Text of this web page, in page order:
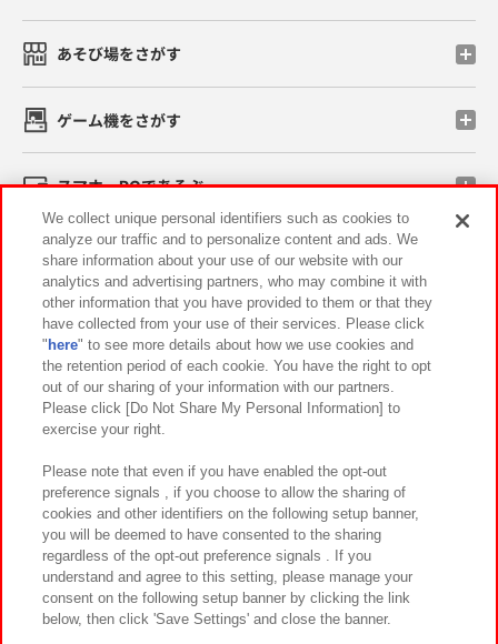
あそび場をさがす
ゲーム機をさがす
スマホ・PCであそぶ
イベント・キャンペーン
関連会社 サステナビリティ サイトポリシー
プライバシーポリシー ウェブアクセシビリティ方針と検証結果
お取引先さまとともに
カスタマーハラスメント対応方針 よくあるご質問・お問い合わせ
©Bandai Namco Amusement Inc.
We collect unique personal identifiers such as cookies to
analyze our traffic and to personalize content and ads. We
share information about your use of our website with our
analytics and advertising partners, who may combine it with
other information that you have provided to them or that they
have collected from your use of their services. Please click
" here" to see more details about how we use cookies and
the retention period of each cookie. You have the right to opt
out of our sharing of your information with our partners.
Please click [Do Not Share My Personal Information] to
exercise your right.
Please note that even if you have enabled the opt-out
preference signals , if you choose to allow the sharing of
cookies and other identifiers on the following setup banner,
you will be deemed to have consented to the sharing
regardless of the opt-out preference signals . If you
understand and agree to this setting, please manage your
consent on the following setup banner by clicking the link
below, then click 'Save Settings' and close the banner.